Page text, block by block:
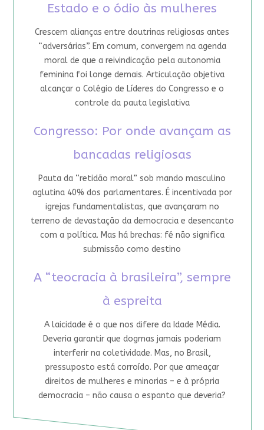
Estado e o ódio às mulheres
Crescem alianças entre doutrinas religiosas antes
“adversárias”. Em comum, convergem na agenda
moral de que a reivindicação pela autonomia
feminina foi longe demais. Articulação objetiva
alcançar o Colégio de Líderes do Congresso e o
controle da pauta legislativa
Congresso: Por onde avançam as
bancadas religiosas
Pauta da “retidão moral” sob mando masculino
aglutina 40% dos parlamentares. É incentivada por
igrejas fundamentalistas, que avançaram no
terreno de devastação da democracia e desencanto
com a política. Mas há brechas: fé não significa
submissão como destino
A “teocracia à brasileira”, sempre
à espreita
A laicidade é o que nos difere da Idade Média.
Deveria garantir que dogmas jamais poderiam
interferir na coletividade. Mas, no Brasil,
pressuposto está corroído. Por que ameaçar
direitos de mulheres e minorias – e à própria
democracia – não causa o espanto que deveria?